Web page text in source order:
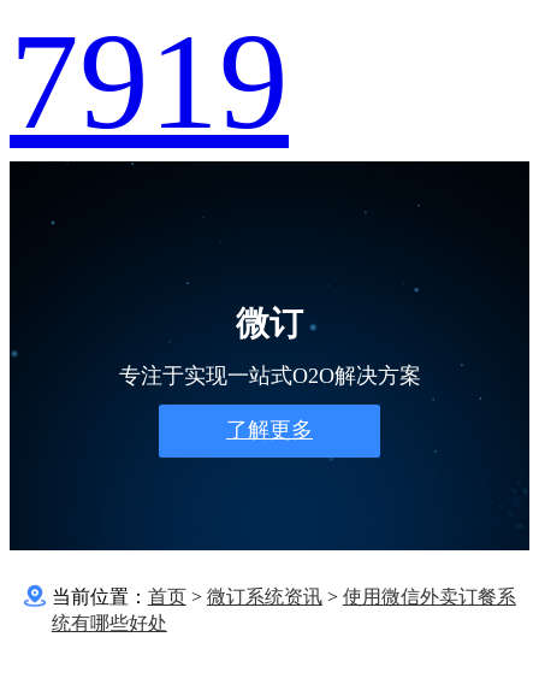
7919
微订
专注于实现一站式O2O解决方案
了解更多
当前位置： 首页> 微订系统资讯> 使用微信外卖订餐系
统有哪些好处